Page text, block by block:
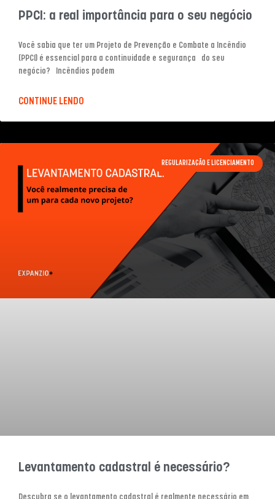
PPCI: a real importância para o seu negócio
Você sabia que ter um Projeto de Prevenção e Combate a Incêndio
(PPCI) é essencial para a continuidade e segurança do seu
negócio? Incêndios podem
CONTINUE LENDO
REGULARIZAÇÃO E LICENCIAMENTO
Levantamento cadastral é necessário?